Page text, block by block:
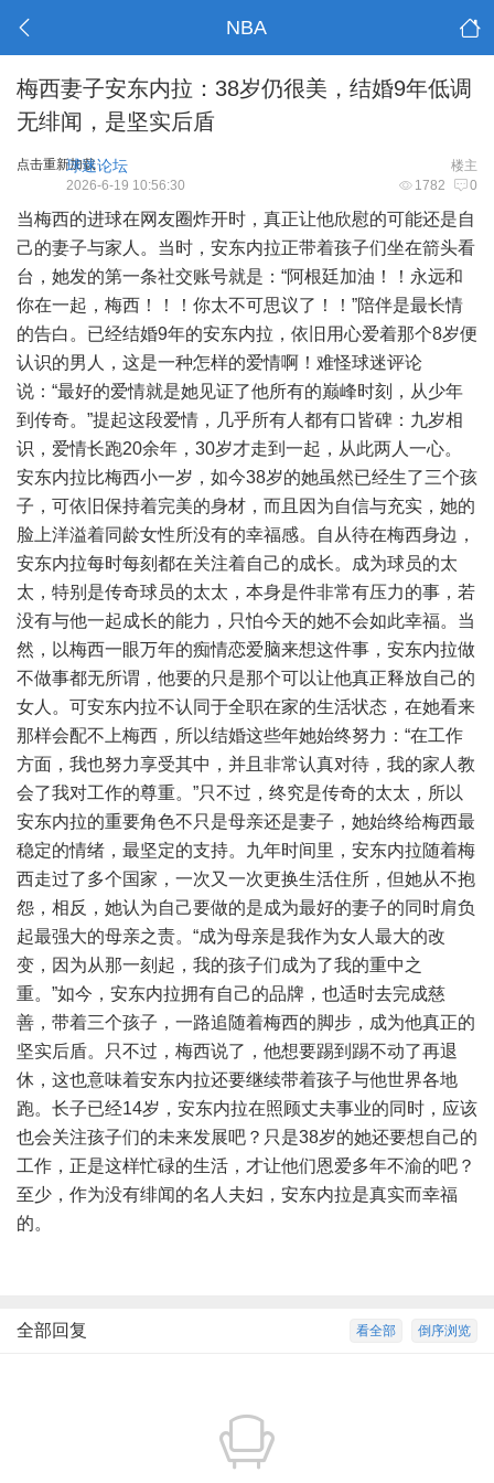
NBA
梅西妻子安东内拉：38岁仍很美，结婚9年低调
无绯闻，是坚实后盾
点击重新加载 楼主
球迷论坛
1782 0
2026-6-19 10:56:30
当梅西的进球在网友圈炸开时，真正让他欣慰的可能还是自
己的妻子与家人。当时，安东内拉正带着孩子们坐在箭头看
台，她发的第一条社交账号就是：“阿根廷加油！！永远和
你在一起，梅西！！！你太不可思议了！！”陪伴是最长情
的告白。已经结婚9年的安东内拉，依旧用心爱着那个8岁便
认识的男人，这是一种怎样的爱情啊！难怪球迷评论
说：“最好的爱情就是她见证了他所有的巅峰时刻，从少年
到传奇。”提起这段爱情，几乎所有人都有口皆碑：九岁相
识，爱情长跑20余年，30岁才走到一起，从此两人一心。
安东内拉比梅西小一岁，如今38岁的她虽然已经生了三个孩
子，可依旧保持着完美的身材，而且因为自信与充实，她的
脸上洋溢着同龄女性所没有的幸福感。自从待在梅西身边，
安东内拉每时每刻都在关注着自己的成长。成为球员的太
太，特别是传奇球员的太太，本身是件非常有压力的事，若
没有与他一起成长的能力，只怕今天的她不会如此幸福。当
然，以梅西一眼万年的痴情恋爱脑来想这件事，安东内拉做
不做事都无所谓，他要的只是那个可以让他真正释放自己的
女人。可安东内拉不认同于全职在家的生活状态，在她看来
那样会配不上梅西，所以结婚这些年她始终努力：“在工作
方面，我也努力享受其中，并且非常认真对待，我的家人教
会了我对工作的尊重。”只不过，终究是传奇的太太，所以
安东内拉的重要角色不只是母亲还是妻子，她始终给梅西最
稳定的情绪，最坚定的支持。九年时间里，安东内拉随着梅
西走过了多个国家，一次又一次更换生活住所，但她从不抱
怨，相反，她认为自己要做的是成为最好的妻子的同时肩负
起最强大的母亲之责。“成为母亲是我作为女人最大的改
变，因为从那一刻起，我的孩子们成为了我的重中之
重。”如今，安东内拉拥有自己的品牌，也适时去完成慈
善，带着三个孩子，一路追随着梅西的脚步，成为他真正的
坚实后盾。只不过，梅西说了，他想要踢到踢不动了再退
休，这也意味着安东内拉还要继续带着孩子与他世界各地
跑。长子已经14岁，安东内拉在照顾丈夫事业的同时，应该
也会关注孩子们的未来发展吧？只是38岁的她还要想自己的
工作，正是这样忙碌的生活，才让他们恩爱多年不渝的吧？
至少，作为没有绯闻的名人夫妇，安东内拉是真实而幸福
的。
倒序浏览
看全部
全部回复